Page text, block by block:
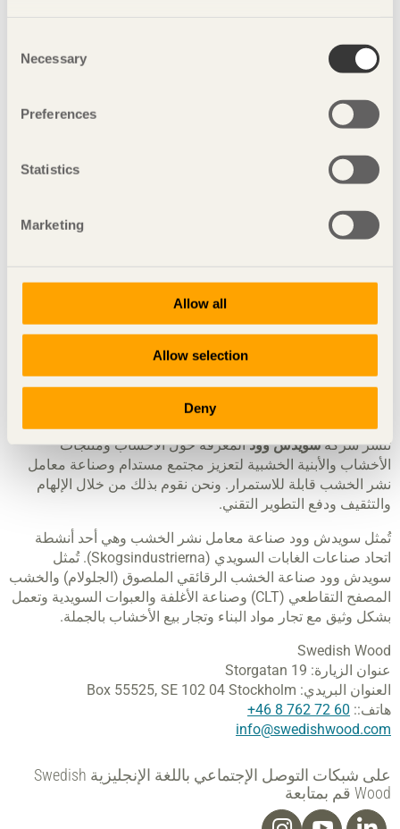
Selection
Necessary
Preferences
Statistics
Marketing
Allow all
Allow selection
Deny
مشاركة هذه الصفحة:
L05
Cone
December
Take away
إظهار خريطة الموقع
تنشر شركةسويدش وودالمعرفة حول الأخشاب ومنتجات
الأخشاب والأبنية الخشبية لتعزيز مجتمع مستدام وصناعة معامل
نشر الخشب قابلة للاستمرار. ونحن نقوم بذلك من خلال الإلهام
والتثقيف ودفع التطوير التقني.
تُمثل سويدش وود صناعة معامل نشر الخشب وهي أحد أنشطة
اتحاد صناعات الغابات السويدي (Skogsindustrierna). تُمثل
سويدش وود صناعة الخشب الرقائقي الملصوق (الجلولام) والخشب
المصفح التقاطعي (CLT) وصناعة الأغلفة والعبوات السويدية وتعمل
بشكل وثيق مع تجار مواد البناء وتجار بيع الأخشاب بالجملة.
Swedish Wood
عنوان الزيارة: Storgatan 19
العنوان البريدي:
Box 55525, SE 102 04 Stockholm
هاتف:: 60 72 762 8 46+
info@swedishwood.com
على شبكات التوصل الإجتماعي باللغة الإنجليزية Swedish
Wood قم بمتابعة